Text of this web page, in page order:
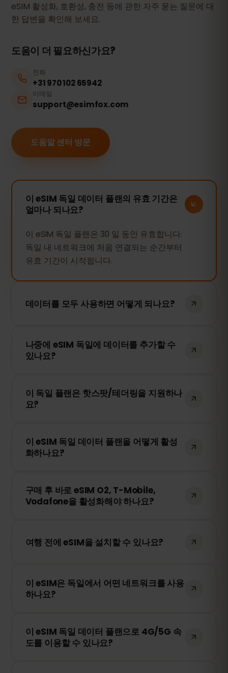
eSIM 활성화, 호환성, 충전 등에 관한 자주 묻는 질문에 대
한 답변을 확인해 보세요.
도움이 더 필요하신가요?
전화
+31 970 102 65942
이메일
support@esimfox.com
도움말 센터 방문
이 eSIM 독일 데이터 플랜의 유효 기간은
얼마나 되나요?
이 eSIM 독일 플랜은 30 일 동안 유효합니다.
독일 내 네트워크에 처음 연결되는 순간부터
유효 기간이 시작됩니다.
데이터를 모두 사용하면 어떻게 되나요?
됩니다. eSIMFOX 대시보드에서 간편하게 추
가 데이터를 구매하여 계속 사용할 수 있습
나중에 eSIM 독일에 데이터를 추가할 수
있나요?
추가 데이터를 구매할 수 있습니다. 계정에
로그인하여 원하는 데이터 용량을 선택하세
이 독일 플랜은 핫스팟/테더링을 지원하나
요?
통해 다른 기기와 공유할 수 있습니다. 다만,
속도 및 이용 가능 여부는 현지 네트워크 사
이 eSIM 독일 데이터 플랜을 어떻게 활성
화하나요?
eSIM 설정에서 QR 코드를 스캔하면 즉시 활
성화됩니다. 물리적인 SIM 카드 교체가 필요
구매 후 바로 eSIM O2, T-Mobile,
Vodafone을 활성화해야 하나요?
다. 단, O2, T-Mobile, Vodafone 내 네트워크
여행 전에 eSIM을 설치할 수 있나요?
리 설치하는 것을 권장합니다. 다만, 독일에
도착하기 전까지 네트워크에 연결하지 마세
이 eSIM은 독일에서 어떤 네트워크를 사용
하나요?
를 자동으로 선택하여 연결됩니다. 예를 들어
O2, T-Mobile, Vodafone 등이 포함될 수 있
이 eSIM 독일 데이터 플랜으로 4G/5G 속
도를 이용할 수 있나요?